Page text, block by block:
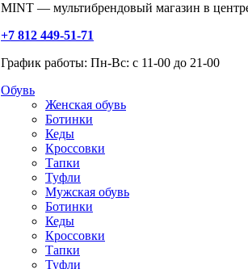
MINT — мультибрендовый магазин в
+7 812 449-51-71
График работы: Пн-Вс: с 11-00 до 21-00
Обувь
Женская обувь
Ботинки
Кеды
Кроссовки
Тапки
Туфли
Мужская обувь
Ботинки
Кеды
Кроссовки
Тапки
Туфли